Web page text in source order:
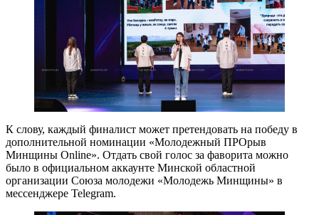
К слову, каждый финалист может претендовать на победу в
дополнительной номинации «Молодежный ПРОрыв
Минщины Online». Отдать свой голос за фаворита можно
было в официальном аккаунте Минской областной
организации Союза молодежи «Молодежь Минщины» в
мессенджере Telegram.